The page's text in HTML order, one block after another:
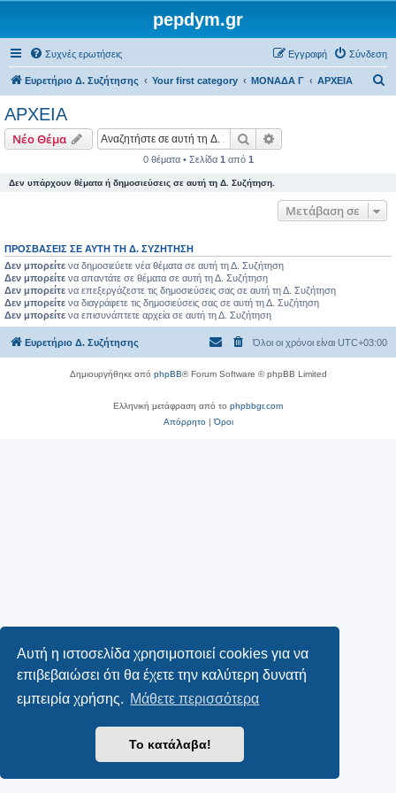
Αυτή η ιστοσελίδα χρησιμοποιεί cookies για να
επιβεβαιώσει ότι θα έχετε την καλύτερη δυνατή
εμπειρία χρήσης. Μάθετε περισσότερα
Το κατάλαβα!
pepdym.gr
Συχνές ερωτήσεις Σύνδεση
Εγγραφή
Ευρετήριο Δ. Συζήτησης Your first category ΜΟΝΑΔΑ Γ ΑΡΧΕΙΑ
ΑΡΧΕΙΑ
Νέο Θέμα Αναζήτηση
0 θέματα • Σελίδα 1 από 1
Δεν υπάρχουν θέματα ή δημοσιεύσεις σε αυτή τη Δ. Συζήτηση.
Μετάβαση σε
ΠΡΟΣΒΆΣΕΙΣ ΣΕ ΑΥΤΉ ΤΗ Δ. ΣΥΖΉΤΗΣΗ
Δεν μπορείτε να δημοσιεύετε νέα θέματα σε αυτή τη Δ. Συζήτηση
Δεν μπορείτε να απαντάτε σε θέματα σε αυτή τη Δ. Συζήτηση
Δεν μπορείτε να επεξεργάζεστε τις δημοσιεύσεις σας σε αυτή τη Δ. Συζήτηση
Δεν μπορείτε να διαγράφετε τις δημοσιεύσεις σας σε αυτή τη Δ. Συζήτηση
Δεν μπορείτε να επισυνάπτετε αρχεία σε αυτή τη Δ. Συζήτηση
Ευρετήριο Δ. Συζήτησης Όλοι οι χρόνοι είναι UTC+03:00
Δημιουργήθηκε από phpBB® Forum Software © phpBB Limited
Ελληνική μετάφραση από το phpbbgr.com
Απόρρητο|Όροι